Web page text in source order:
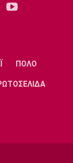
Άρσεναλ
ΠΟΛΟ